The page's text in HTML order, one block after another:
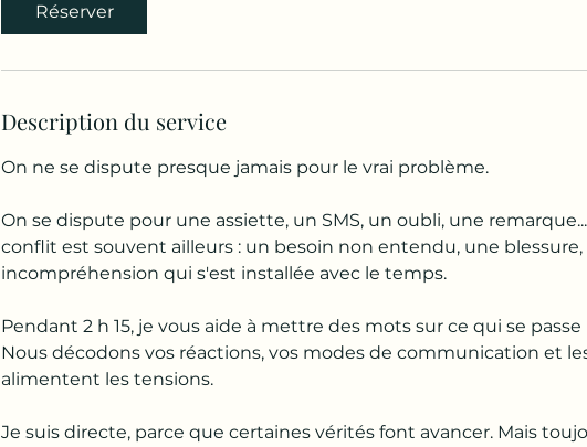
Réserver
Description du service
On ne se dispute presque jamais pour le vrai problème.
On se dispute pour une assiette, un SMS, un oubli, une
conflit est souvent ailleurs : un besoin non entendu, une
incompréhension qui s'est installée avec le temps.
Pendant 2 h 15, je vous aide à mettre des mots sur ce qui se
Nous décodons vos réactions, vos modes de communication et
alimentent les tensions.
Je suis directe, parce que certaines vérités font avancer. Mais